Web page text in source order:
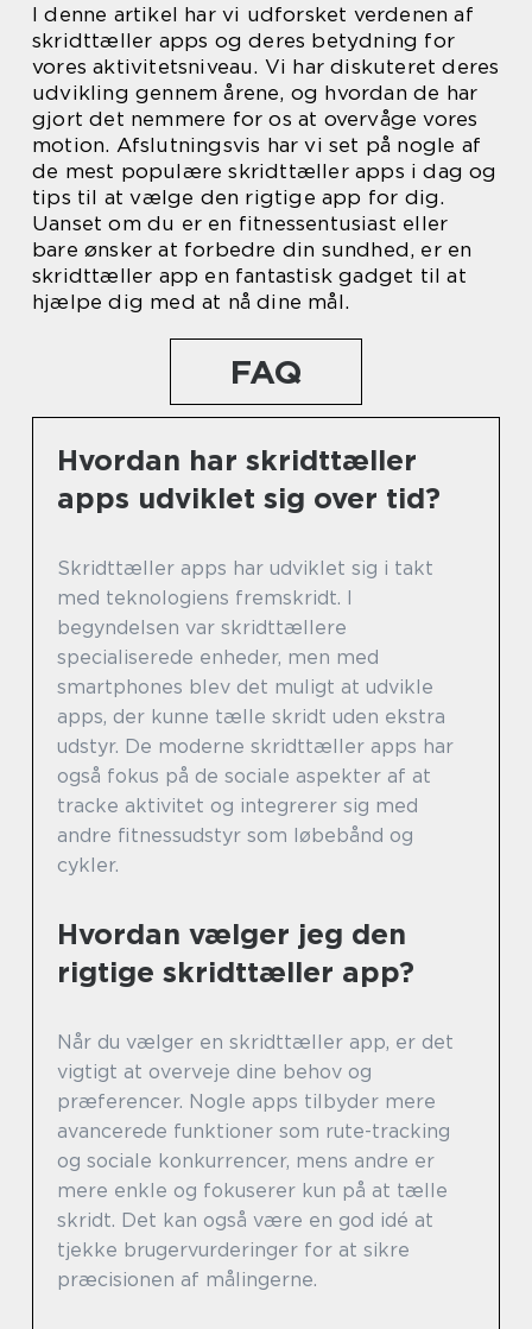
I denne artikel har vi udforsket verdenen af
skridttæller apps og deres betydning for
vores aktivitetsniveau. Vi har diskuteret deres
udvikling gennem årene, og hvordan de har
gjort det nemmere for os at overvåge vores
motion. Afslutningsvis har vi set på nogle af
de mest populære skridttæller apps i dag og
tips til at vælge den rigtige app for dig.
Uanset om du er en fitnessentusiast eller
bare ønsker at forbedre din sundhed, er en
skridttæller app en fantastisk gadget til at
hjælpe dig med at nå dine mål.
FAQ
Hvordan har skridttæller
apps udviklet sig over tid?
Skridttæller apps har udviklet sig i takt
med teknologiens fremskridt. I
begyndelsen var skridttællere
specialiserede enheder, men med
smartphones blev det muligt at udvikle
apps, der kunne tælle skridt uden ekstra
udstyr. De moderne skridttæller apps har
også fokus på de sociale aspekter af at
tracke aktivitet og integrerer sig med
andre fitnessudstyr som løbebånd og
cykler.
Hvordan vælger jeg den
rigtige skridttæller app?
Når du vælger en skridttæller app, er det
vigtigt at overveje dine behov og
præferencer. Nogle apps tilbyder mere
avancerede funktioner som rute-tracking
og sociale konkurrencer, mens andre er
mere enkle og fokuserer kun på at tælle
skridt. Det kan også være en god idé at
tjekke brugervurderinger for at sikre
præcisionen af målingerne.